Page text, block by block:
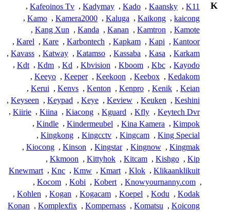
K
K11
,
Kaansky
,
Kado
,
Kadymay
,
Kafeoinos Tv
,
kaicong
,
Kaikong
,
Kaluga
,
Kamera2000
,
Kamo
,
Kamote
,
Kamtron
,
Kanan
,
Kanda
,
Kang Xun
,
Kantoor
,
Kapi
,
Kapkam
,
Karbontech
,
Kare
,
Karel
,
Karkam
,
Kasa
,
Kassaba
,
Katamso
,
Katway
,
Kavass
,
Kayodo
,
Kbc
,
Kboom
,
Kbvision
,
Kd
,
Kdm
,
Kdt
,
Kedakom
,
Keebox
,
Keekoon
,
Keeper
,
Keeyo
,
Keian
,
Kenik
,
Kenpro
,
Kenton
,
Kenvs
,
Kerui
,
Keshini
,
Keuken
,
Keview
,
Keye
,
Keypad
,
Keyseen
,
Keytech Dvr
,
Kfly
,
Kguard
,
Kiacong
,
Kiina
,
Kiirie
,
Kimpok
,
Kina Kamera
,
Kindermeubel
,
Kindle
,
King Special
,
Kingcam
,
Kingcctv
,
Kingkong
,
Kingmak
,
Kingnow
,
Kingstar
,
Kinson
,
Kiocong
,
Kip
,
Kishgo
,
Kitcam
,
Kittyhok
,
Kkmoon
,
Klikaanklikuit
,
Klok
,
Kmart
,
Kmw
,
Knc
,
Knewmart
,
Knowyournanny.com
,
Kobert
,
Kobi
,
Kocom
,
Kodak
,
Kodu
,
Koepel
,
Kogacam
,
Kogan
,
Kohlen
,
Koicong
,
Komatsu
,
Kompernass
,
Komplexfix
,
Konan